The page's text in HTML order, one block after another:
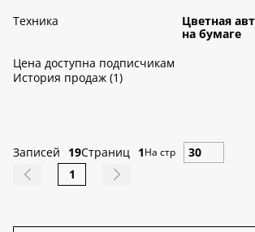
Техника
Цветная
на бумаге
Цена доступна подписчикам
История продаж (1)
Записей 19Страниц 1На стр
1